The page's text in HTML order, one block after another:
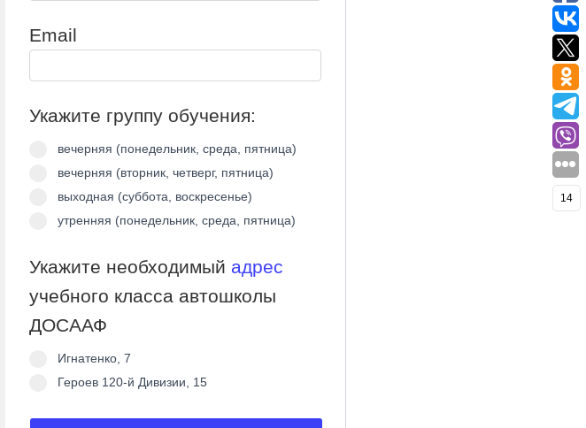
Email
Укажите группу обучения:
вечерняя (понедельник, среда, пятница)
вечерняя (вторник, четверг, пятница)
выxoднaя (суббота, воскресенье)
утренняя (понедельник, среда, пятница)
Укажите необходимый адрес
учебного клaccа автошколы
ДОСААФ
Игнатенко, 7
Героев 120-й Дивизии, 15
14